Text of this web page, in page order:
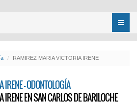
Menú
RAMIREZ MARIA VICTORIA IRENE
- ODONTOLOGÍA
EN SAN CARLOS DE BARILOCHE